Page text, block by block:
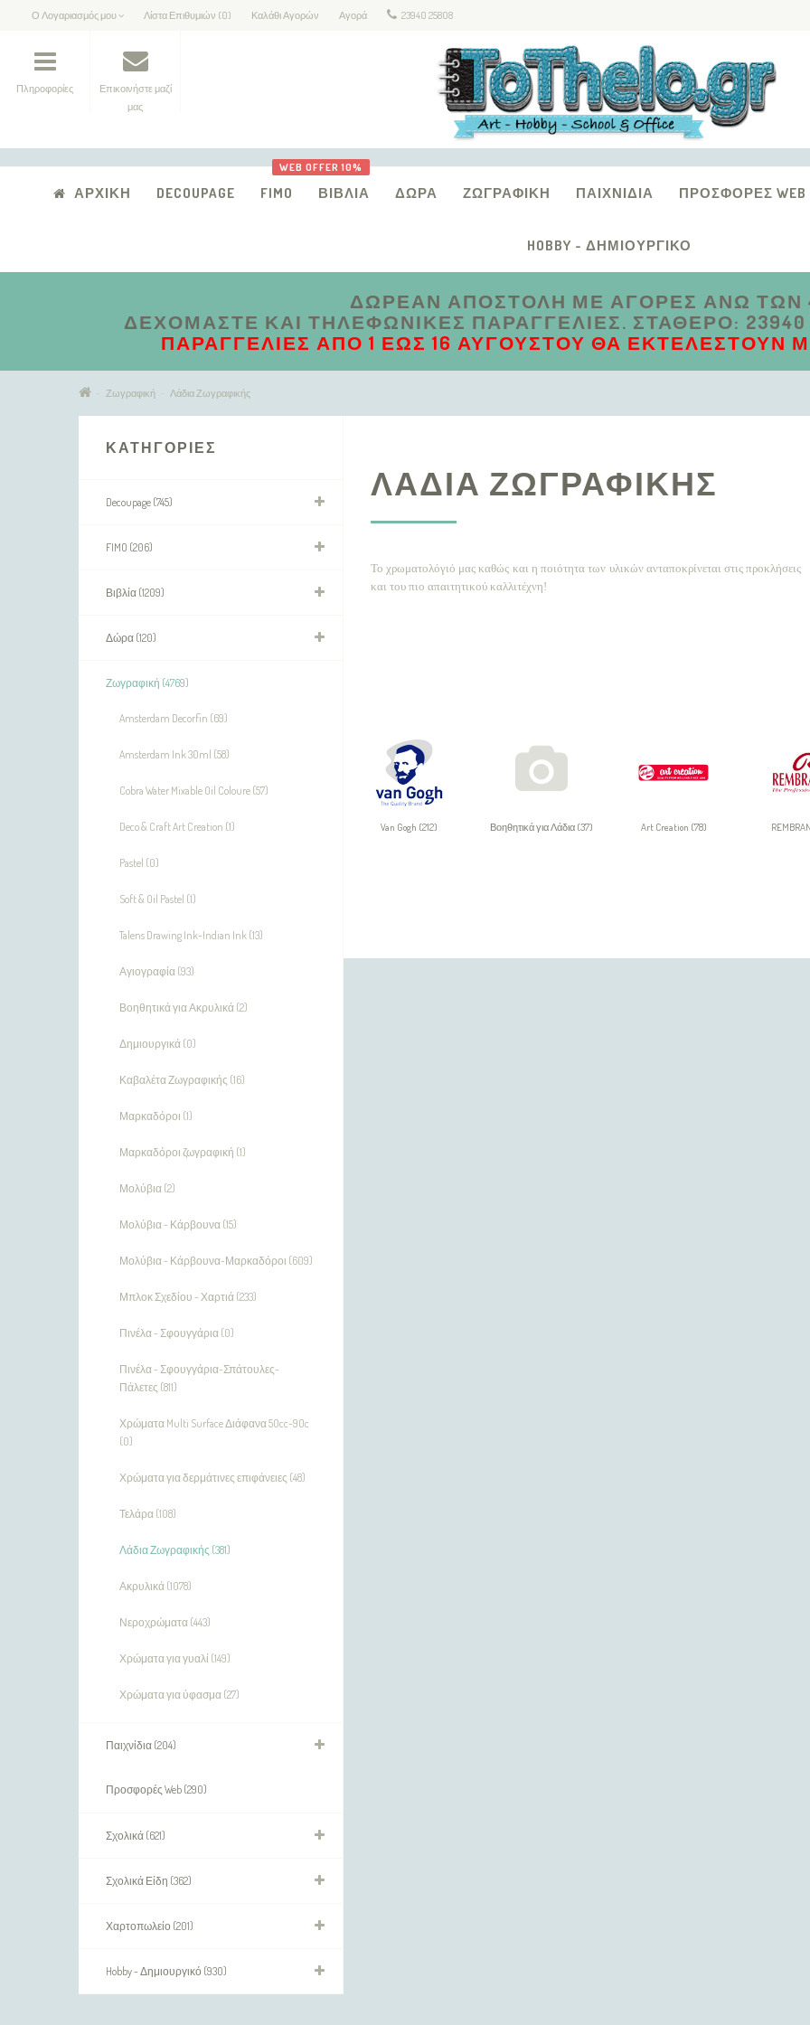
Ο Λογαριασμός μου Λίστα Επιθυμιών (0) Καλάθι Αγορών Αγορά 23940 25808
Πληροφορίες
Επικοινήστε μαζί
μας
ΑΡΧΙΚΉ DECOUPAGE FIMO
WEB OFFER 10%
ΒΙΒΛΊΑ ΔΏΡΑ ΖΩΓΡΑΦΙΚΉ ΠΑΙΧΝΊΔΙΑ ΠΡΟΣΦΟΡΈΣ WEB
HOBBY - ΔΗΜΙΟΥΡΓΙΚΌ
ΔΩΡΕΑΝ ΑΠΟΣΤΟΛΗ ΜΕ ΑΓΟΡΕΣ ΑΝΩ ΤΩΝ
ΔΕΧΌΜΑΣΤΕ ΚΑΙ ΤΗΛΕΦΩΝΙΚΈΣ ΠΑΡΑΓΓΕΛΊΕΣ. ΣΤΑΘΕΡΌ: 23940
ΠΑΡΑΓΓΕΛΊΕΣ ΑΠΟ 1 ΈΩΣ 16 ΑΥΓΟΎΣΤΟΥ ΘΑ ΕΚΤΕΛΕΣΤΟΎΝ
Ζωγραφική Λάδια Ζωγραφικής
ΚΑΤΗΓΟΡΊΕΣ
Decoupage (745)
FIMO (206)
Βιβλία (1209)
Δώρα (120)
Ζωγραφική (4769)
Amsterdam Decorfin (69)
Amsterdam Ink 30ml (58)
Cobra Water Mixable Oil Coloure (57)
Deco & Craft Art Creation (1)
Pastel (0)
Soft & Oil Pastel (1)
Talens Drawing Ink-Indian Ink (13)
Αγιογραφία (93)
Βοηθητικά για Ακρυλικά (2)
Δημιουργικά (0)
Καβαλέτα Ζωγραφικής (16)
Μαρκαδόροι (1)
Μαρκαδόροι ζωγραφική (1)
Μολύβια (2)
Μολύβια - Κάρβουνα (15)
Μολύβια - Κάρβουνα-Μαρκαδόροι (609)
Μπλοκ Σχεδίου - Χαρτιά (233)
Πινέλα - Σφουγγάρια (0)
Πινέλα - Σφουγγάρια-Σπάτουλες-
Πάλετες (811)
Χρώματα Multi Surface Διάφανα 50cc-90c
(0)
Χρώματα για δερμάτινες επιφάνειες (48)
Τελάρα (108)
Λάδια Ζωγραφικής (381)
Ακρυλικά (1078)
Νεροχρώματα (443)
Χρώματα για γυαλί (149)
Χρώματα για ύφασμα (27)
Παιχνίδια (204)
Προσφορές Web (290)
Σχολικά (621)
Σχολικά Είδη (362)
Χαρτοπωλείο (201)
Hobby - Δημιουργικό (930)
ΛΆΔΙΑ ΖΩΓΡΑΦΙΚΉΣ
Το χρωματολόγιό μας καθώς και η ποιότητα των υλικών ανταποκρίνεται στις προκλήσεις
και του πιο απαιτητικού καλλιτέχνη!
Van Gogh (212) Βοηθητικά για Λάδια (37) Art Creation (78)